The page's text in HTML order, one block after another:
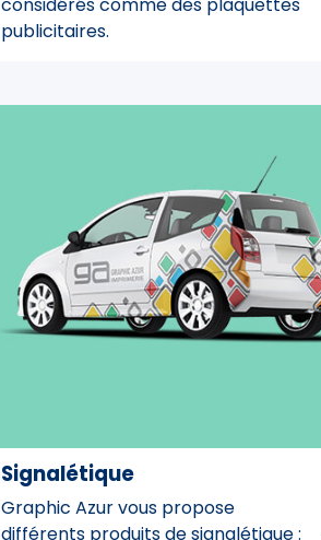
publicitaires.
Signalétique
Graphic Azur vous propose
différents produits de signalétique :